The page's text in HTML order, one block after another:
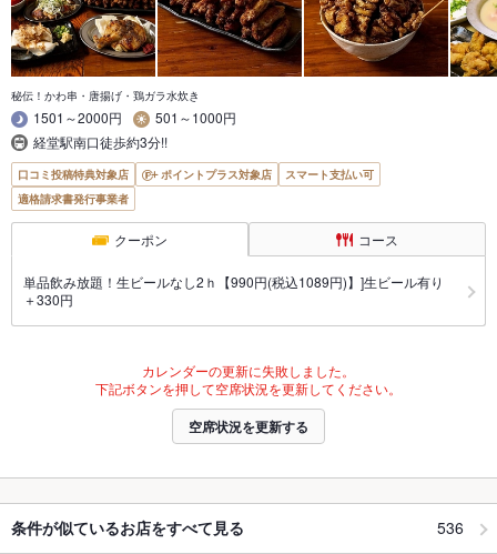
秘伝！かわ串・唐揚げ・鶏ガラ水炊き
1501～2000円
501～1000円
経堂駅南口徒歩約3分!!
口コミ投稿特典対象店 ポイントプラス対象店
スマート支払い可
適格請求書発行事業者
クーポン コース
単品飲み放題！生ビールなし2ｈ【990円(税込1089円)】]生ビール有り
＋330円
カレンダーの更新に失敗しました。
下記ボタンを押して空席状況を更新してください。
空席状況を更新する
条件が似ているお店をすべて見る 536